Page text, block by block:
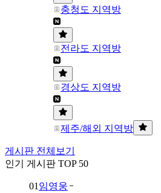
충청도 지역방
전라도 지역방
경상도 지역방
제주/해외 지역방
게시판 전체보기
인기 게시판 TOP 50
01 임영웅